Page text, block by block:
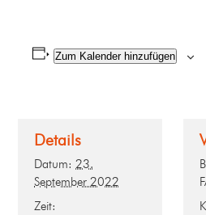
Zum Kalender hinzufügen
Details
Datum: 23.
September 2022
Zeit: